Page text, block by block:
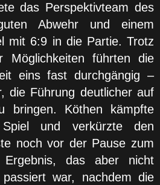
das Perspektivteam des
Abwehr und einem
mit 6:9 in die Partie. Trotz
Möglichkeiten führten die
eins fast durchgängig –
die Führung deutlicher auf
bringen. Köthen kämpfte
und verkürzte den
noch vor der Pause zum
das aber nicht
war, nachdem die